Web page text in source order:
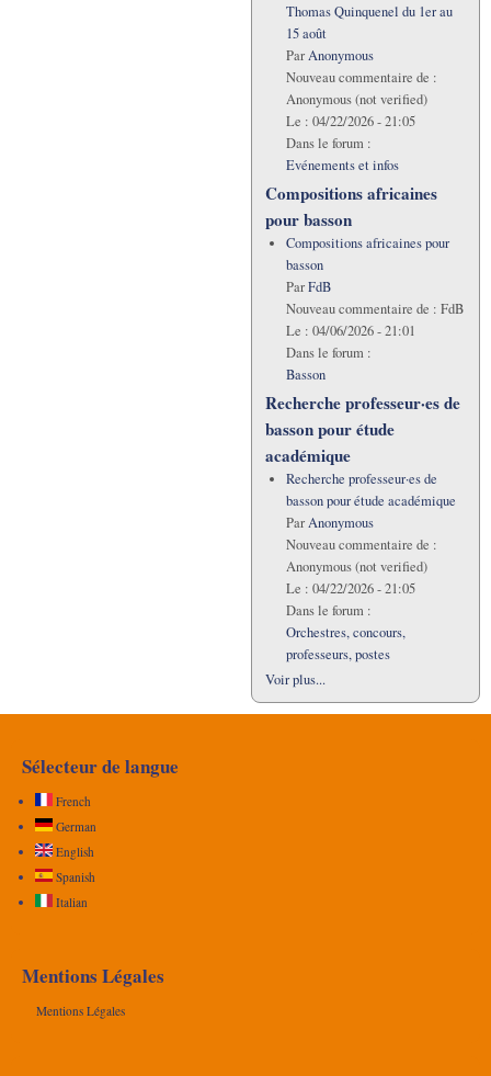
Thomas Quinquenel du 1er au
15 août
ParAnonymous
Nouveau commentaire de :
Anonymous (not verified)
Le : 04/22/2026 - 21:05
Dans le forum :
Evénements et infos
Compositions africaines
pour basson
Compositions africaines pour
basson
ParFdB
Nouveau commentaire de : FdB
Le : 04/06/2026 - 21:01
Dans le forum :
Basson
Recherche professeur·es de
basson pour étude
académique
Recherche professeur·es de
basson pour étude académique
ParAnonymous
Nouveau commentaire de :
Anonymous (not verified)
Le : 04/22/2026 - 21:05
Dans le forum :
Orchestres, concours,
professeurs, postes
Voir plus...
Sélecteur de langue
French
German
English
Spanish
Italian
Mentions Légales
Mentions Légales